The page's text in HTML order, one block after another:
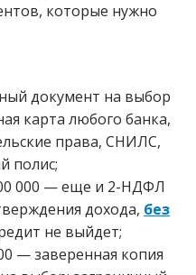
которые нужно
документ на выбор
карта любого банка,
права, СНИЛС,
полис;
000 — еще и 2-НДФЛ
дохода, без
не выйдет;
— заверенная копия